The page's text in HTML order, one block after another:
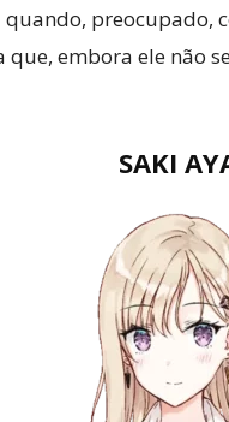
que, embora ele
SAKI